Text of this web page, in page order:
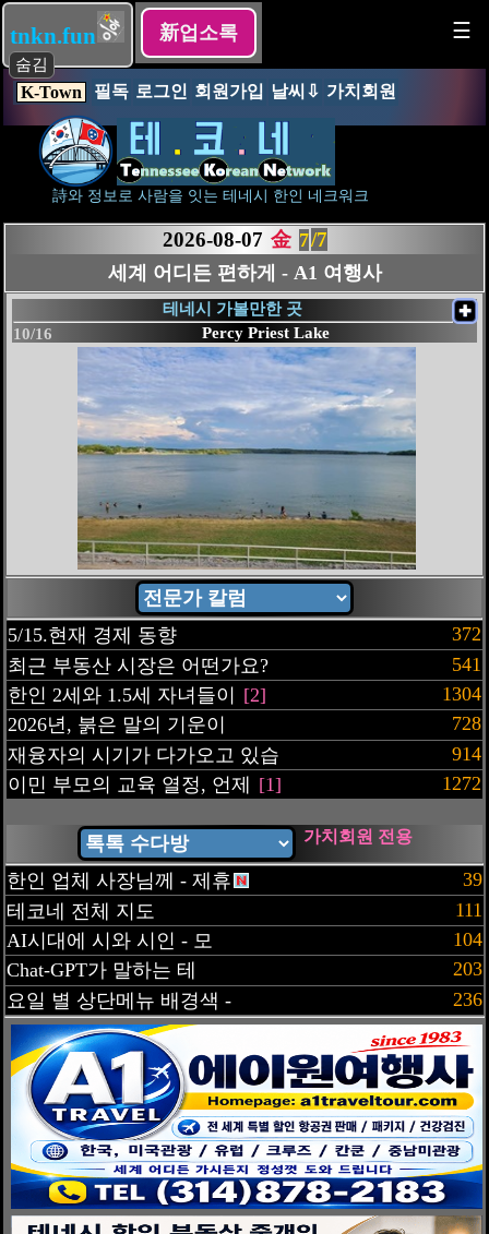
tnkn.fun 新업소록 ☰
K-Town 필독 로그인 회원가입 날씨⇩ 가치회원
詩와 정보로 사람을 잇는 테네시 한인 네크워크
숨김
2026-08-07 金 1/7
반려로봇 하나 키우세요
테네시 가볼만한 곳
✚
10/16
Percy Priest Lake
5/15.현재 경제 동향
372
최근 부동산 시장은 어떤가요?
541
한인 2세와 1.5세 자녀들이 [2]
1304
2026년, 붉은 말의 기운이
728
재융자의 시기가 다가오고 있습
914
이민 부모의 교육 열정, 언제
[1] 1272
가치회원 전용
한인 업체 사장님께 - 제휴
39
테코네 전체 지도
111
AI시대에 시와 시인 - 모
104
Chat-GPT가 말하는 테
203
요일 별 상단메뉴 배경색 -
236